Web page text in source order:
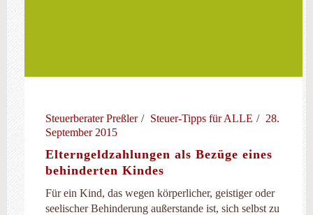
Steuerberater Preßler Steuer-Tipps für ALLE
28.
September 2015
Elterngeldzahlungen als Bezüge eines
behinderten Kindes
Für ein Kind, das wegen körperlicher, geistiger oder
seelischer Behinderung außerstande ist, sich selbst zu